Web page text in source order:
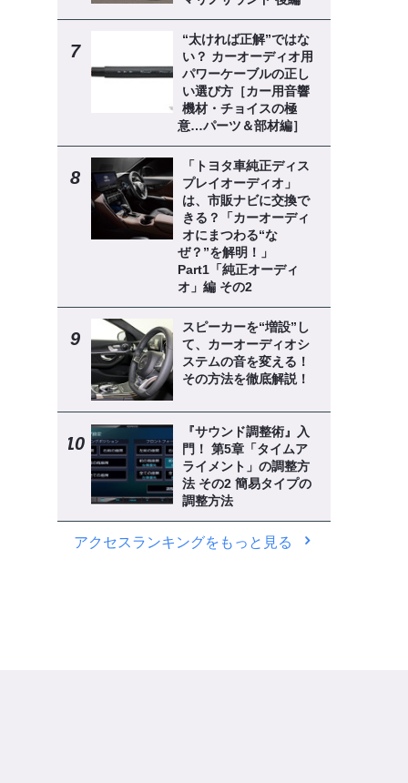
“太ければ正解”ではな
い？ カーオーディオ用
パワーケーブルの正し
い選び方［カー用音響
機材・チョイスの極
意…パーツ＆部材編］
「トヨタ車純正ディス
プレイオーディオ」
は、市販ナビに交換で
きる？「カーオーディ
オにまつわる“な
ぜ？”を解明！」
Part1「純正オーディ
オ」編 その2
スピーカーを“増設”し
て、カーオーディオシ
ステムの音を変える！
その方法を徹底解説！
『サウンド調整術』入
門！ 第5章「タイムア
ライメント」の調整方
法 その2 簡易タイプの
調整方法
アクセスランキングをもっと見る